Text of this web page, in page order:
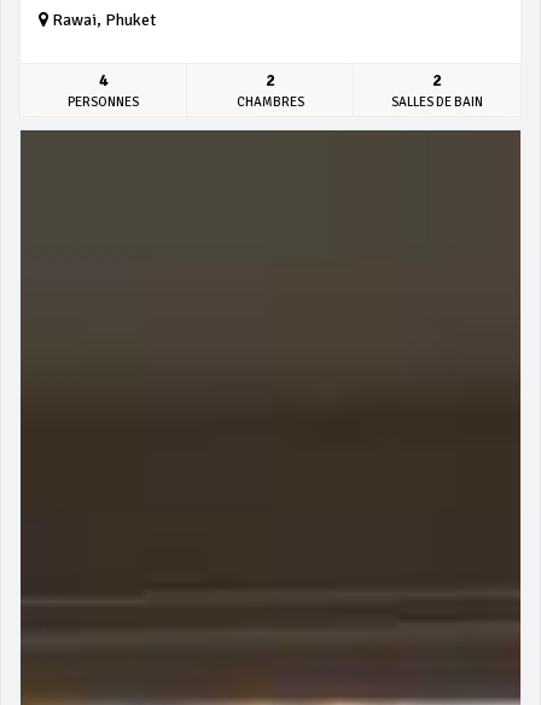
Rawai, Phuket
4
PERSONNES
2
CHAMBRES
2
SALLES DE BAIN